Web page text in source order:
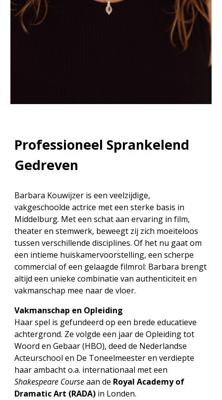
Professioneel Sprankelend
Gedreven
Barbara Kouwijzer is een veelzijdige,
vakgeschoolde actrice met een sterke basis in
Middelburg. Met een schat aan ervaring in film,
theater en stemwerk, beweegt zij zich moeiteloos
tussen verschillende disciplines. Of het nu gaat om
een intieme huiskamervoorstelling, een scherpe
commercial of een gelaagde filmrol: Barbara brengt
altijd een unieke combinatie van authenticiteit en
vakmanschap mee naar de vloer.
Vakmanschap en Opleiding
Haar spel is gefundeerd op een brede educatieve
achtergrond. Ze volgde een jaar de Opleiding tot
Woord en Gebaar (HBO), deed de Nederlandse
Acteurschool en De Toneelmeester en verdiepte
haar ambacht o.a. internationaal met een
Shakespeare Courseaan de Royal Academy of
Dramatic Art (RADA) in Londen.